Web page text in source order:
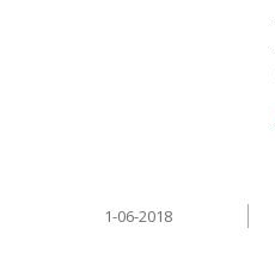
1-06-2018